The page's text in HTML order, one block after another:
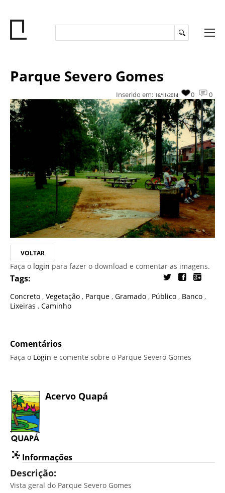
Parque Severo Gomes
0
0
Inserido em: 16/11/2014
VOLTAR
Faça o login para fazer o download e comentar as imagens.
Tags:
Concreto , Vegetação , Parque , Gramado , Público , Banco ,
Lixeiras , Caminho
Comentários
Faça o Login e comente sobre o Parque Severo Gomes
Acervo Quapá
Informações
Descrição:
Vista geral do Parque Severo Gomes